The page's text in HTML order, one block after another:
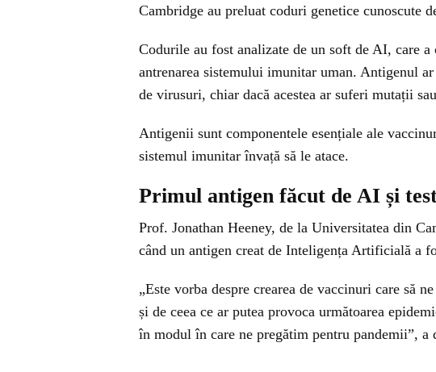
Cambridge au preluat coduri genetice cunoscute
Codurile au fost analizate de un soft de AI, care
antrenarea sistemului imunitar uman. Antigenul
de virusuri, chiar dacă acestea ar suferi mutații
Antigenii sunt componentele esențiale ale
sistemul imunitar învață să le atace.
Primul antigen făcut de AI și
Prof. Jonathan Heeney, de la Universitatea din
când un antigen creat de Inteligența Artificială a
„Este vorba despre crearea de vaccinuri care să
și de ceea ce ar putea provoca următoarea
în modul în care ne pregătim pentru pandemii”, a